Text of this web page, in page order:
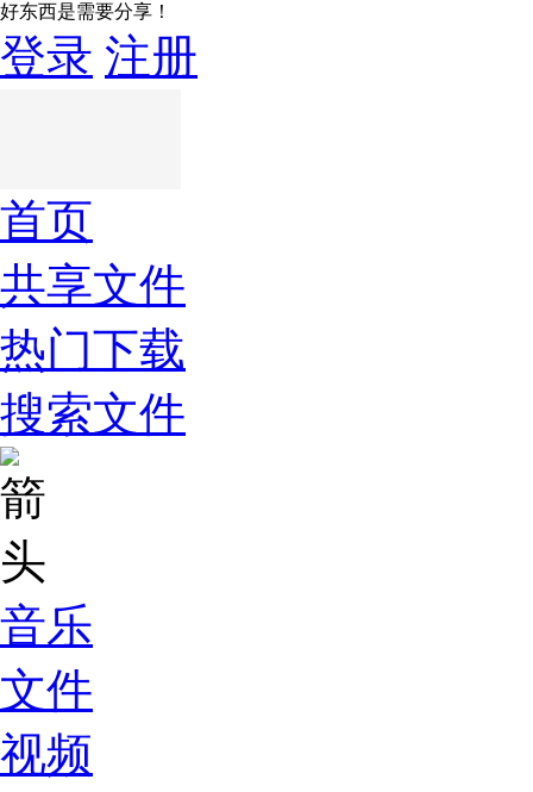
好东西是需要分享！
登录 注册
首页
共享文件
热门下载
搜索文件
音乐
文件
视频